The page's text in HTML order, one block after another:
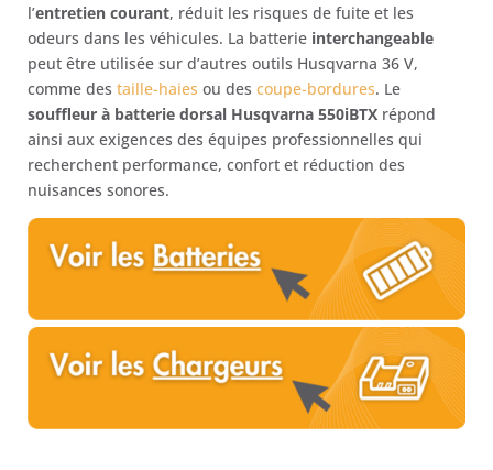
l’entretien courant, réduit les risques de fuite et les
odeurs dans les véhicules. La batterie interchangeable
peut être utilisée sur d’autres outils Husqvarna 36 V,
comme des taille-haies ou des coupe-bordures. Le
souffleur à batterie dorsal Husqvarna 550iBTX répond
ainsi aux exigences des équipes professionnelles qui
recherchent performance, confort et réduction des
nuisances sonores.